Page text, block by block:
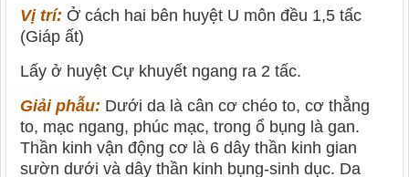
Vị trí: Ở cách hai bên huyệt U môn đều 1,5 tấc
(Giáp ất)
Lấy ở huyệt Cự khuyết ngang ra 2 tấc.
Giải phẫu: Dưới da là cân cơ chéo to, cơ thẳng
to, mạc ngang, phúc mạc, trong ổ bụng là gan.
Thần kinh vận động cơ là 6 dây thần kinh gian
sườn dưới và dây thần kinh bụng-sinh dục. Da